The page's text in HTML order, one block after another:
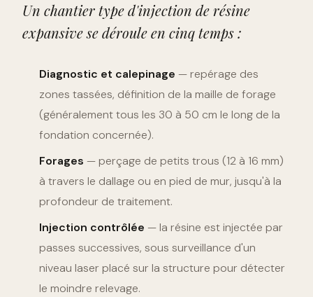
Un chantier type d'injection de résine
expansive se déroule en cinq temps :
Diagnostic et calepinage — repérage des
zones tassées, définition de la maille de forage
(généralement tous les 30 à 50 cm le long de la
fondation concernée).
Forages — perçage de petits trous (12 à 16 mm)
à travers le dallage ou en pied de mur, jusqu'à la
profondeur de traitement.
Injection contrôlée — la résine est injectée par
passes successives, sous surveillance d'un
niveau laser placé sur la structure pour détecter
le moindre relevage.